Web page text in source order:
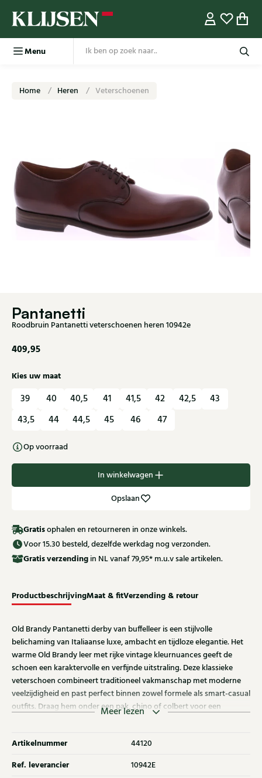
Menu
Home Heren Veterschoenen
Pantanetti
Roodbruin Pantanetti veterschoenen heren 10942e
409,95
Kies uw maat
39 40 40,5 41 41,5 42 42,5
43
43,5
44 44,5 45 46 47
Op voorraad
In winkelwagen
Opslaan
Gratisophalen en retourneren in onze winkels.
Voor 15.30 besteld, dezelfde werkdag nog verzonden.
Gratisverzending in NL vanaf 79,95* m.u.v sale artikelen.
ProductbeschrijvingMaat & fitVerzending & retour
Old Brandy Pantanetti derby van buffelleer is een stijlvolle
belichaming van Italiaanse luxe, ambacht en tijdloze elegantie. Het
warme Old Brandy leer met rijke vintage kleurnuances geeft de
schoen een karaktervolle en verfijnde uitstraling. Deze klassieke
veterschoen combineert traditioneel vakmanschap met moderne
veelzijdigheid en past perfect binnen zowel formele als smart-casual
outfits. Draag hem onder een pak, chino of colbert voor een
Meer lezen
Artikelnummer 44120
Ref. leverancier 10942E